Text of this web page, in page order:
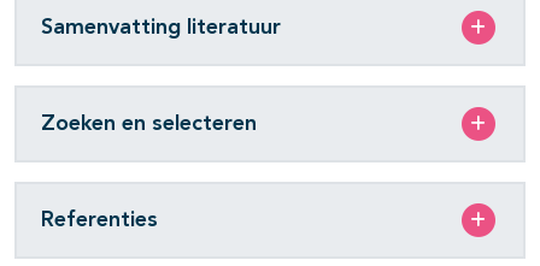
Samenvatting literatuur
Zoeken en selecteren
Referenties